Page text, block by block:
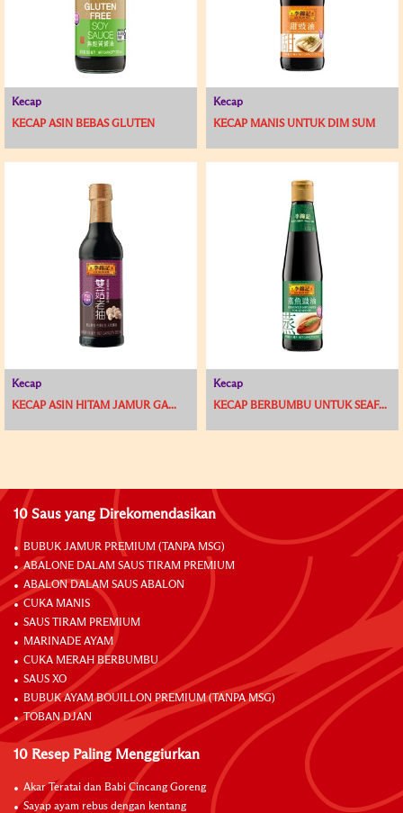
Kecap
KECAP ASIN BEBAS GLUTEN
Kecap
KECAP MANIS UNTUK DIM SUM
Kecap
KECAP ASIN HITAM JAMUR GA...
Kecap
KECAP BERBUMBU UNTUK SEAF...
10 Saus yang Direkomendasikan
BUBUK JAMUR PREMIUM (TANPA MSG)
ABALONE DALAM SAUS TIRAM PREMIUM
ABALON DALAM SAUS ABALON
CUKA MANIS
SAUS TIRAM PREMIUM
MARINADE AYAM
CUKA MERAH BERBUMBU
SAUS XO
BUBUK AYAM BOUILLON PREMIUM (TANPA MSG)
TOBAN DJAN
10 Resep Paling Menggiurkan
Akar Teratai dan Babi Cincang Goreng
Sayap ayam rebus dengan kentang